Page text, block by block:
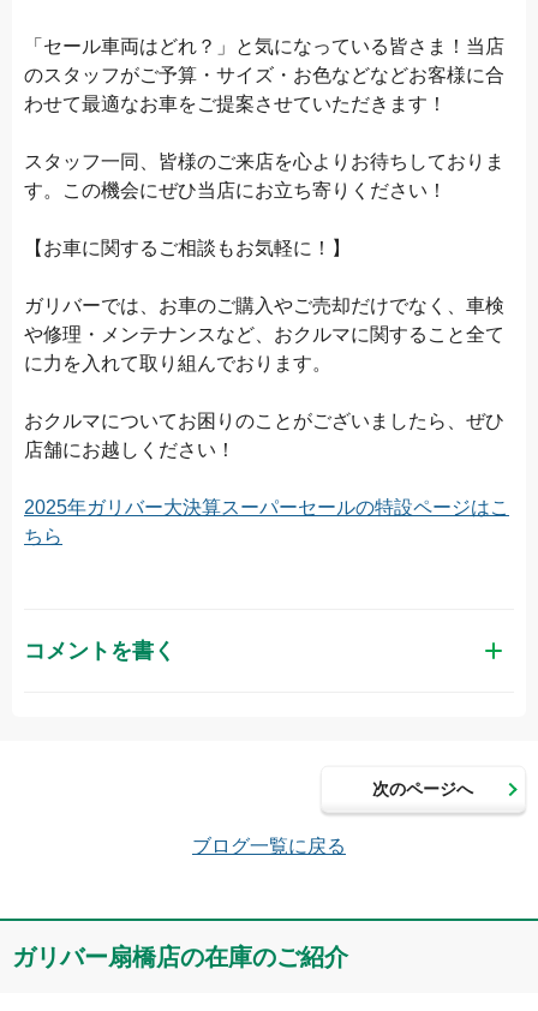
「セール車両はどれ？」と気になっている皆さま！当店
のスタッフがご予算・サイズ・お色などなどお客様に合
わせて最適なお車をご提案させていただきます！
スタッフ一同、皆様のご来店を心よりお待ちしておりま
す。この機会にぜひ当店にお立ち寄りください！
【お車に関するご相談もお気軽に！】
ガリバーでは、お車のご購入やご売却だけでなく、車検
や修理・メンテナンスなど、おクルマに関すること全て
に力を入れて取り組んでおります。
おクルマについてお困りのことがございましたら、ぜひ
店舗にお越しください！
2025年ガリバー大決算スーパーセールの特設ページはこ
ちら
コメントを書く
メールアドレス（半角英数）
コメント
次のページへ
ブログ一覧に戻る
ガリバー扇橋店の在庫のご紹介